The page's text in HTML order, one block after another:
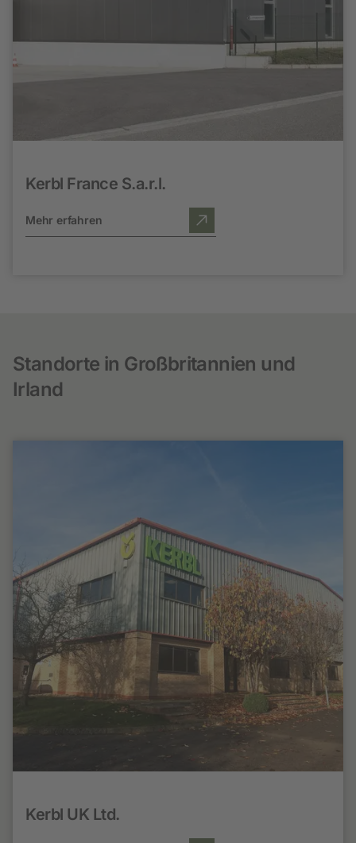
Kerbl France S.a.r.l.
Mehr erfahren
Standorte in Großbritannien und
Irland
Kerbl UK Ltd.